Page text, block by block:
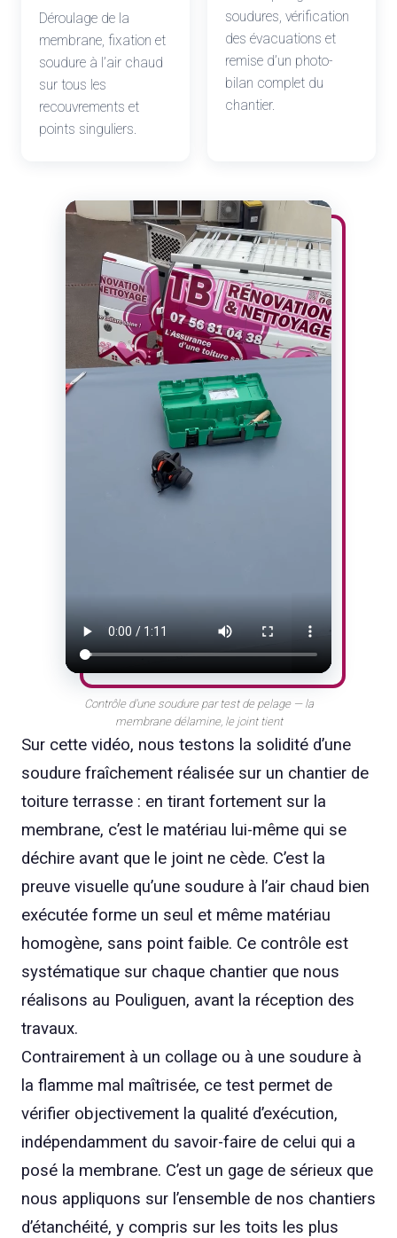
Déroulage de la
membrane, fixation et
soudure à l’air chaud
sur tous les
recouvrements et
points singuliers.
soudures, vérification
des évacuations et
remise d’un photo-
bilan complet du
chantier.
Contrôle d’une soudure par test de pelage — la
membrane délamine, le joint tient
Sur cette vidéo, nous testons la solidité d’une
soudure fraîchement réalisée sur un chantier de
toiture terrasse : en tirant fortement sur la
membrane, c’est le matériau lui-même qui se
déchire avant que le joint ne cède. C’est la
preuve visuelle qu’une soudure à l’air chaud bien
exécutée forme un seul et même matériau
homogène, sans point faible. Ce contrôle est
systématique sur chaque chantier que nous
réalisons au Pouliguen, avant la réception des
travaux.
Contrairement à un collage ou à une soudure à
la flamme mal maîtrisée, ce test permet de
vérifier objectivement la qualité d’exécution,
indépendamment du savoir-faire de celui qui a
posé la membrane. C’est un gage de sérieux que
nous appliquons sur l’ensemble de nos chantiers
d’étanchéité, y compris sur les toits les plus